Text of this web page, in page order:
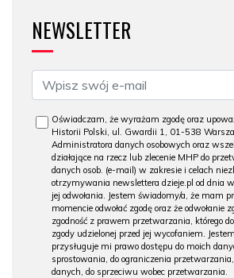
NEWSLETTER
Oświadczam, że wyrażam zgodę oraz
Historii Polski, ul. Gwardii 1, 01-538
Administratora danych osobowych oraz
działające na rzecz lub zlecenie MHP do
danych osob. (e-mail) w zakresie i celach
otrzymywania newslettera dzieje.pl od dnia
jej odwołania. Jestem świadomy/a, że mam
momencie odwołać zgodę oraz że odwołanie
zgodność z prawem przetwarzania, którego
zgody udzielonej przed jej wycofaniem.
przysługuje mi prawo dostępu do moich
sprostowania, do ograniczenia
danych, do sprzeciwu wobec przetwarzania.